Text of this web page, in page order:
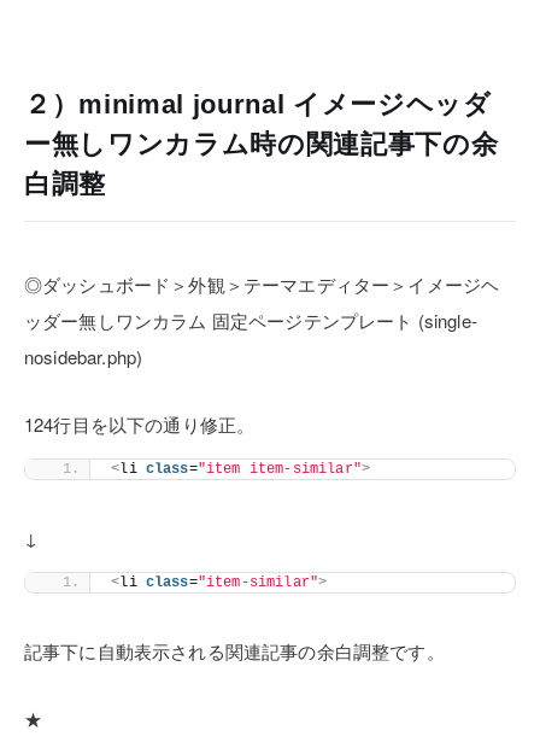
２）minimal journal イメージヘッダ
ー無しワンカラム時の関連記事下の余
白調整
◎ダッシュボード＞外観＞テーマエディター＞イメージヘ
ッダー無しワンカラム 固定ページテンプレート (single-
nosidebar.php)
124行目を以下の通り修正。
<li class="item item-similar">
↓
<li class="item-similar">
記事下に自動表示される関連記事の余白調整です。
★